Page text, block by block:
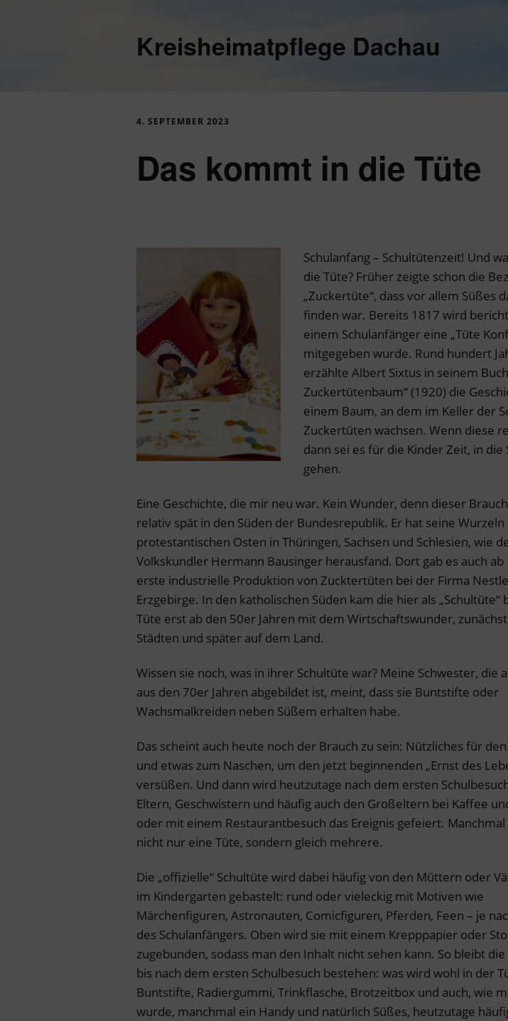
Kreisheimatpflege Dachau
4. SEPTEMBER 2023
Das kommt in die Tüte
Schulanfang – Schultütenzeit! Und
die Tüte? Früher zeigte schon die
„Zuckertüte“, dass vor allem Süßes
finden war. Bereits 1817 wird
einem Schulanfänger eine „Tüte
mitgegeben wurde. Rund hundert
erzählte Albert Sixtus in seinem
Zuckertütenbaum“ (1920) die
einem Baum, an dem im Keller der
Zuckertüten wachsen. Wenn diese
dann sei es für die Kinder Zeit, in die
gehen.
Eine Geschichte, die mir neu war. Kein Wunder, denn dieser
relativ spät in den Süden der Bundesrepublik. Er hat seine Wurzeln
protestantischen Osten in Thüringen, Sachsen und Schlesien, wie
Volkskundler Hermann Bausinger herausfand. Dort gab es auch ab
erste industrielle Produktion von Zucktertüten bei der Firma
Erzgebirge. In den katholischen Süden kam die hier als „Schultüte“
Tüte erst ab den 50er Jahren mit dem Wirtschaftswunder,
Städten und später auf dem Land.
Wissen sie noch, was in ihrer Schultüte war? Meine Schwester, die
aus den 70er Jahren abgebildet ist, meint, dass sie Buntstifte oder
Wachsmalkreiden neben Süßem erhalten habe.
Das scheint auch heute noch der Brauch zu sein: Nützliches für
und etwas zum Naschen, um den jetzt beginnenden „Ernst des
versüßen. Und dann wird heutzutage nach dem ersten
Eltern, Geschwistern und häufig auch den Großeltern bei Kaffee
oder mit einem Restaurantbesuch das Ereignis gefeiert. Manchmal
nicht nur eine Tüte, sondern gleich mehrere.
Die „offizielle“ Schultüte wird dabei häufig von den Müttern oder
im Kindergarten gebastelt: rund oder vieleckig mit Motiven wie
Märchenfiguren, Astronauten, Comicfiguren, Pferden, Feen – je
des Schulanfängers. Oben wird sie mit einem Krepppapier oder
zugebunden, sodass man den Inhalt nicht sehen kann. So bleibt die
bis nach dem ersten Schulbesuch bestehen: was wird wohl in der
Buntstifte, Radiergummi, Trinkflasche, Brotzeitbox und auch, wie
wurde, manchmal ein Handy und natürlich Süßes, heutzutage